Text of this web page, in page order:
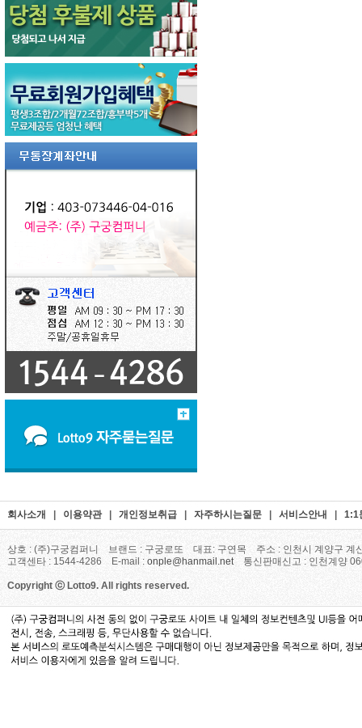
회사소개 이용약관| 개인정보취급 자주하시는질문 서비스안내 1:1
상호 : (주)구궁컴퍼니 브랜드 : 구궁로또 대표: 구연목 주소 : 인천시 계양구 계
고객센타 : 1544-4286 E-mail : onple@hanmail.net통신판매신고 : 인천계양
Copyright ⓒ Lotto9. All rights reserved.